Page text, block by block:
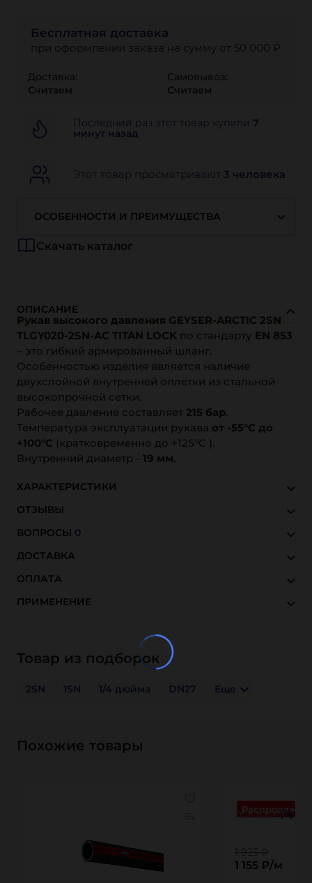
Бесплатная доставка
при оформлении заказа на сумму от 50 000 ₽
Доставка:
Считаем
Самовывоз:
Считаем
Последний раз этот товар купили 7
минут назад
Этот товар просматривают 3 человека
ОСОБЕННОСТИ И ПРЕИМУЩЕСТВА
Скачать каталог
ОПИСАНИЕ
Рукав высокого давления GEYSER-ARCTIC 2SN
TLGY020-2SN-AC TITAN LOCK по стандарту EN 853
– это гибкий армированный шланг.
Особенностью изделия является наличие
двухслойной внутренней оплетки из стальной
высокопрочной сетки.
Рабочее давление составляет 215 бар.
Температура эксплуатации рукава от -55°С до
+100°С (кратковременно до +125°С ).
Внутренний диаметр - 19 мм.
ХАРАКТЕРИСТИКИ
ОТЗЫВЫ
ВОПРОСЫ 0
ДОСТАВКА
ОПЛАТА
ПРИМЕНЕНИЕ
Товар из подборок
2SN 1SN 1/4 дюйма DN27 Еще
Похожие товары
Распродажа
(0)
1 925 ₽
1 155 ₽/м